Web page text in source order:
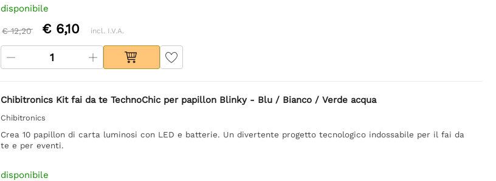
disponibile
€ 12,20 € 6,10 incl. I.V.A.
Chibitronics Kit fai da te TechnoChic per papillon Blinky - Blu / Bianco / Verde acqua
Chibitronics
Crea 10 papillon di carta luminosi con LED e batterie. Un divertente progetto tecnologico indossabile per il fai da
te e per eventi.
disponibile